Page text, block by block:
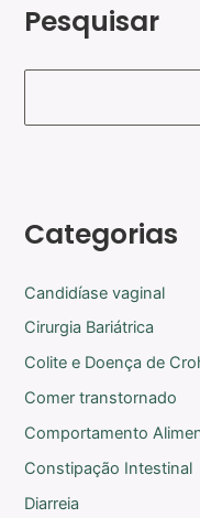
Pesquisar
Categorias
Candidíase vaginal
Cirurgia Bariátrica
Colite e Doença de
Comer transtornado
Comportamento
Constipação Intestinal
Diarreia